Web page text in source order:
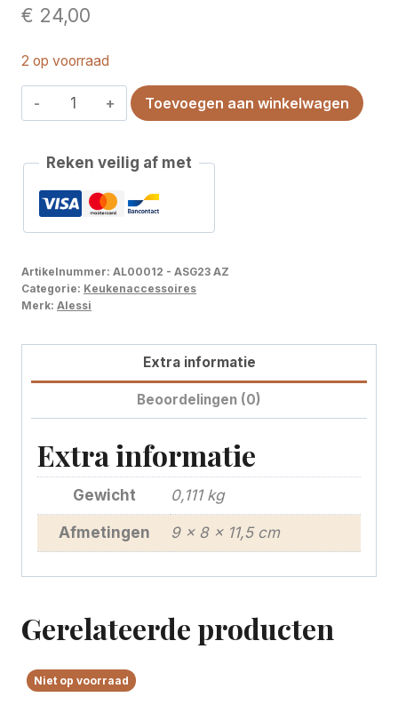
€ 24,00
2 op voorraad
Eierdopje
met
en
lepel
van
hars,
lichtblauw.
Cico
Toevoegen aan winkelwagen
Reken veilig af met
Artikelnummer: AL00012 - ASG23 AZ
Categorie: Keukenaccessoires
Merk: Alessi
Extra informatie
Beoordelingen (0)
Extra informatie
Gewicht 0,111 kg
Afmetingen 9 × 8 × 11,5 cm
Gerelateerde producten
Niet op voorraad